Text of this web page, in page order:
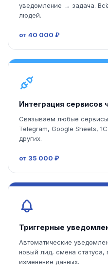
уведомление → задача.
людей.
от 40 000 ₽
Интеграция сервисов
Связываем любые
Telegram, Google Sheets,
других.
от 35 000 ₽
Триггерные
Автоматические
новый лид, смена статуса,
изменение данных.